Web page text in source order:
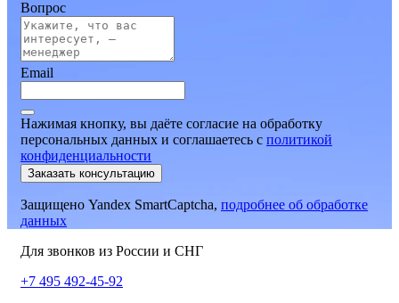
Вопрос
Email
Нажимая кнопку, вы даёте согласие на обработку
персональных данных и соглашаетесь c политикой
конфиденциальности
Заказать консультацию
Защищено Yandex SmartCaptcha, подробнее об обработке
данных
Для звонков из России и СНГ
+7 495 492-45-92